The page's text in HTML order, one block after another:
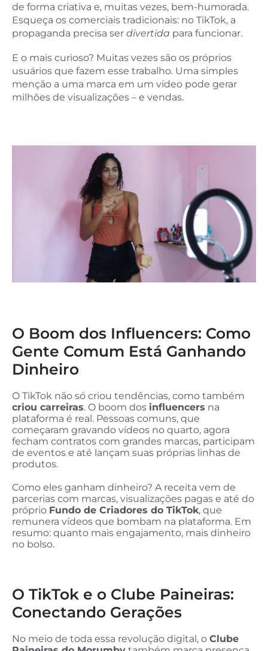
de forma criativa e, muitas vezes, bem-humorada.
Esqueça os comerciais tradicionais: no TikTok, a
propaganda precisa ser divertida para funcionar.
E o mais curioso? Muitas vezes são os próprios
usuários que fazem esse trabalho. Uma simples
menção a uma marca em um vídeo pode gerar
milhões de visualizações – e vendas.
O Boom dos Influencers: Como
Gente Comum Está Ganhando
Dinheiro
O TikTok não só criou tendências, como também
criou carreiras. O boom dos influencers na
plataforma é real. Pessoas comuns, que
começaram gravando vídeos no quarto, agora
fecham contratos com grandes marcas, participam
de eventos e até lançam suas próprias linhas de
produtos.
Como eles ganham dinheiro? A receita vem de
parcerias com marcas, visualizações pagas e até do
próprio Fundo de Criadores do TikTok, que
remunera vídeos que bombam na plataforma. Em
resumo: quanto mais engajamento, mais dinheiro
no bolso.
O TikTok e o Clube Paineiras:
Conectando Gerações
No meio de toda essa revolução digital, o Clube